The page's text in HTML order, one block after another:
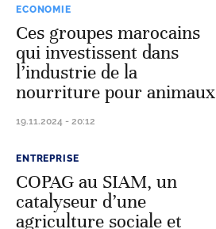
ECONOMIE
Ces groupes marocains
qui investissent dans
l’industrie de la
nourriture pour animaux
19.11.2024 - 20:12
ENTREPRISE
COPAG au SIAM, un
catalyseur d’une
agriculture sociale et